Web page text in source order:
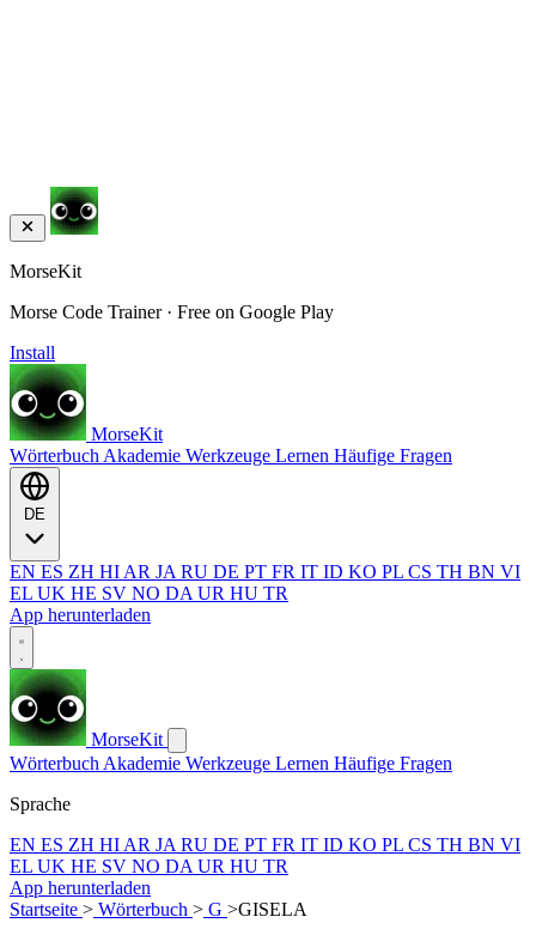
MorseKit
Morse Code Trainer · Free on Google Play
Install
MorseKit
Wörterbuch Akademie Werkzeuge Lernen Häufige Fragen
EN ES ZH HI AR JA RU DE PT FR IT ID KO PL CS TH BN VI
EL UK HE SV NO DA UR HU TR
App herunterladen
MorseKit
Wörterbuch Akademie Werkzeuge Lernen Häufige Fragen
Sprache
EN ES ZH HI AR JA RU DE PT FR IT ID KO PL CS TH BN VI
EL UK HE SV NO DA UR HU TR
App herunterladen
Startseite > Wörterbuch > G >GISELA